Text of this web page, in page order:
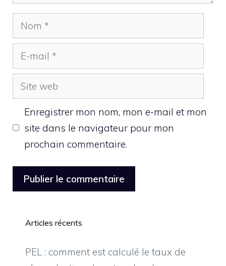
Nom
mail
Site
web
Enregistrer mon nom, mon e-mail et mon
site dans le navigateur pour mon
prochain commentaire.
Articles récents
PEL : comment est calculé le taux de